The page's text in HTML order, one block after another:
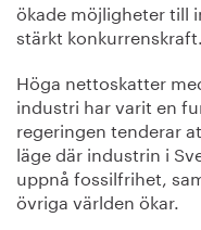
ökade möjligheter till
stärkt konkurrenskraft.
Höga nettoskatter
industri har varit en
regeringen tenderar
läge där industrin i
uppnå fossilfrihet,
övriga världen ökar.